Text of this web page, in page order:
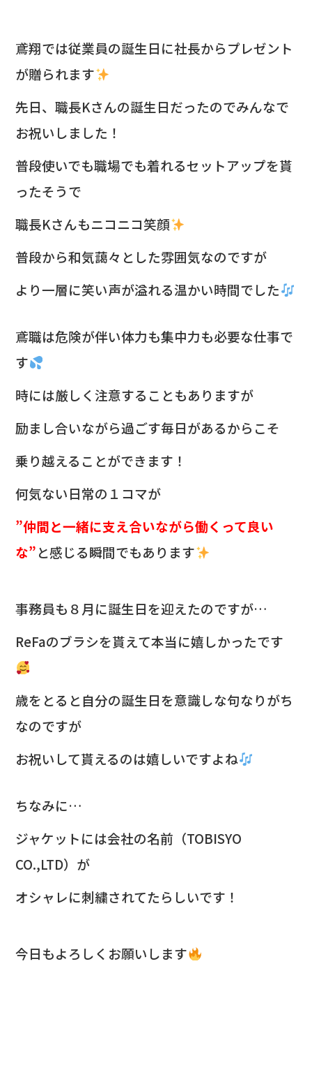
鳶翔では従業員の誕生日に社長からプレゼント
が贈られます
先日、職長Kさんの誕生日だったのでみんなで
お祝いしました！
普段使いでも職場でも着れるセットアップを貰
ったそうで
職長Kさんもニコニコ笑顔
普段から和気藹々とした雰囲気なのですが
より一層に笑い声が溢れる温かい時間でした
鳶職は危険が伴い体力も集中力も必要な仕事で
す
時には厳しく注意することもありますが
励まし合いながら過ごす毎日があるからこそ
乗り越えることができます！
何気ない日常の１コマが
”仲間と一緒に支え合いながら働くって良い
な”と感じる瞬間でもあります
事務員も８月に誕生日を迎えたのですが…
ReFaのブラシを貰えて本当に嬉しかったです
歳をとると自分の誕生日を意識しな句なりがち
なのですが
お祝いして貰えるのは嬉しいですよね
ちなみに…
ジャケットには会社の名前（TOBISYO
CO.,LTD）が
オシャレに刺繍されてたらしいです！
今日もよろしくお願いします